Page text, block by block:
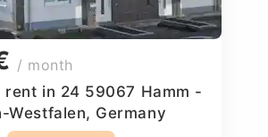
/ month
rent in 24 59067 Hamm -
Westfalen, Germany